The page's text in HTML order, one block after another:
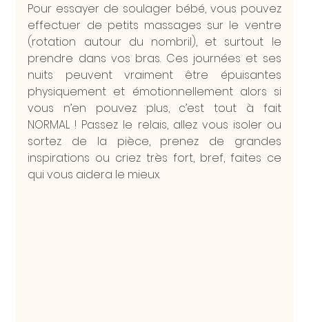
Pour essayer de soulager bébé, vous pouvez
effectuer de petits massages sur le ventre
(rotation autour du nombril), et surtout le
prendre dans vos bras. Ces journées et ses
nuits peuvent vraiment être épuisantes
physiquement et émotionnellement alors si
vous n’en pouvez plus, c’est tout à fait
NORMAL ! Passez le relais, allez vous isoler ou
sortez de la pièce, prenez de grandes
inspirations ou criez très fort, bref, faites ce
qui vous aidera le mieux.